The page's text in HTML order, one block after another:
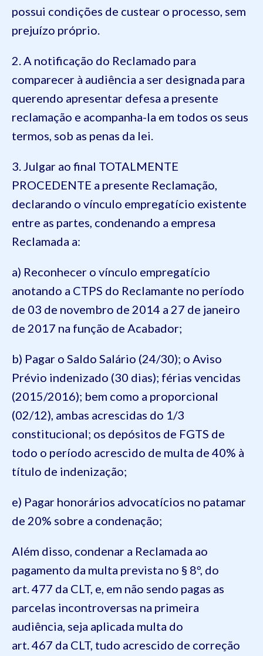
possui condições de custear o processo, sem
prejuízo próprio.
2. A notificação do Reclamado para
comparecer à audiência a ser designada para
querendo apresentar defesa a presente
reclamação e acompanha-la em todos os seus
termos, sob as penas da lei.
3. Julgar ao final TOTALMENTE
PROCEDENTE a presente Reclamação,
declarando o vínculo empregatício existente
entre as partes, condenando a empresa
Reclamada a:
a) Reconhecer o vínculo empregatício
anotando a CTPS do Reclamante no período
de 03 de novembro de 2014 a 27 de janeiro
de 2017 na função de Acabador;
b) Pagar o Saldo Salário (24/30); o Aviso
Prévio indenizado (30 dias); férias vencidas
(2015/2016); bem como a proporcional
(02/12), ambas acrescidas do 1/3
constitucional; os depósitos de FGTS de
todo o período acrescido de multa de 40% à
título de indenização;
e) Pagar honorários advocatícios no patamar
de 20% sobre a condenação;
Além disso, condenar a Reclamada ao
pagamento da multa prevista no § 8º, do
art.477 da CLT, e, em não sendo pagas as
parcelas incontroversas na primeira
audiência, seja aplicada multa do
art.467 da CLT, tudo acrescido de correção